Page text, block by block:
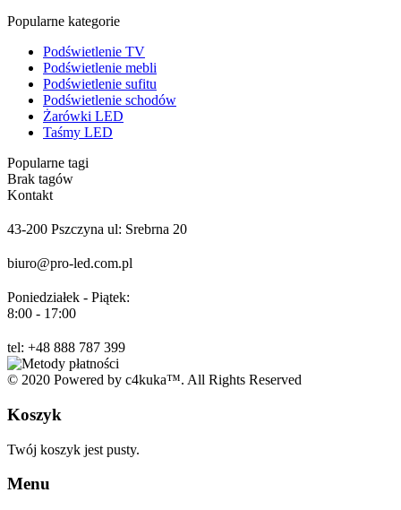
Popularne kategorie
Podświetlenie TV
Podświetlenie mebli
Podświetlenie sufitu
Podświetlenie schodów
Żarówki LED
Taśmy LED
Popularne tagi
Brak tagów
Kontakt
43-200 Pszczyna ul: Srebrna 20
biuro@pro-led.com.pl
Poniedziałek - Piątek:
8:00 - 17:00
tel: +48 888 787 399
© 2020 Powered by c4kuka™. All Rights Reserved
Koszyk
Twój koszyk jest pusty.
Menu